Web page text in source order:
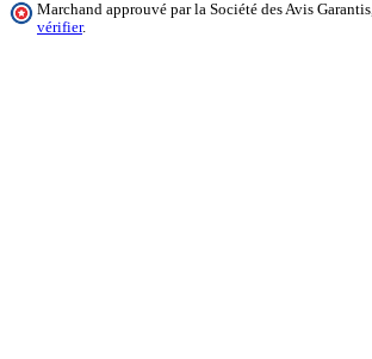
Marchand approuvé par la Société des Avis Garantis,
vérifier.